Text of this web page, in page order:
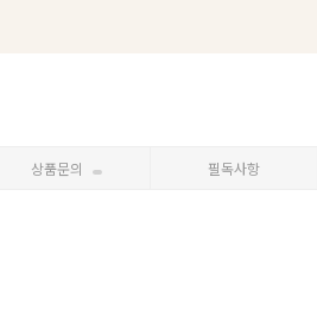
상품문의 필독사항